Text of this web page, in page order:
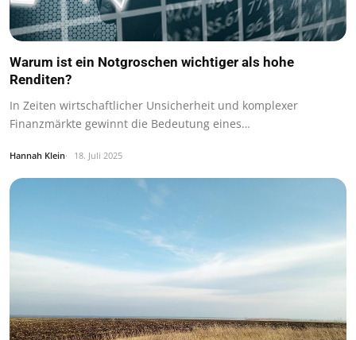
Warum ist ein Notgroschen wichtiger als hohe
Renditen?
In Zeiten wirtschaftlicher Unsicherheit und komplexer
Finanzmärkte gewinnt die Bedeutung eines…
Hannah Klein 18. Juli 2025